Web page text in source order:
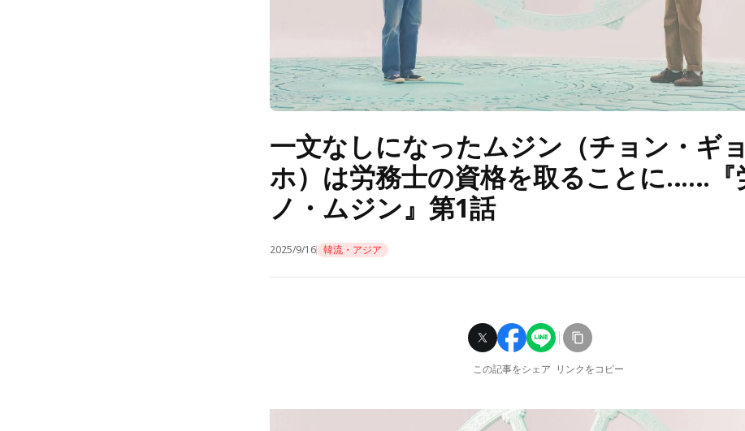
一文なしになったムジン（チョン・ギ
ホ）は労務士の資格を取ることに……『
ノ・ムジン』第1話
2025/9/16 韓流・アジア
この記事をシェア リンクをコピー